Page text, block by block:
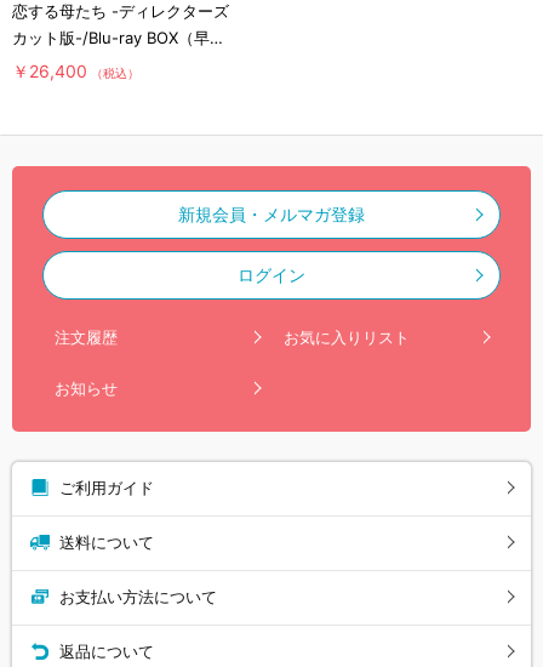
恋する母たち -ディレクターズ
カット版-/Blu-ray BOX（早期
予約特典付き・送料無料・4枚
￥26,400 （税込）
新規会員・メルマガ登録
ログイン
注文履歴 お気に入りリスト
お知らせ
ご利用ガイド
送料について
お支払い方法について
返品について